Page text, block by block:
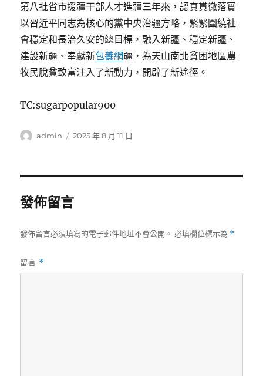
第八批省市援疆干部人才進疆三年來，認真貫徹落實
以習近平同志為核心的黨中央治疆方略，緊緊圍繞社
會穩定和長治久安的總目標，融入新疆、穩定新疆、
建設新疆、奉獻新包養網疆，為天山南北貧困地區農
牧民脫貧致富注入了新動力，開辟了新途徑。
TC:sugarpopular900
作
admin
發
2025 年 8 月 11 日
發佈留言
發佈留言必須填寫的電子郵件地址不會公開。 必填欄位標示為 *
留言 *